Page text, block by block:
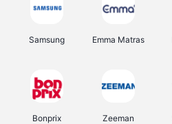
Samsung Emma Matras
Bonprix Zeeman